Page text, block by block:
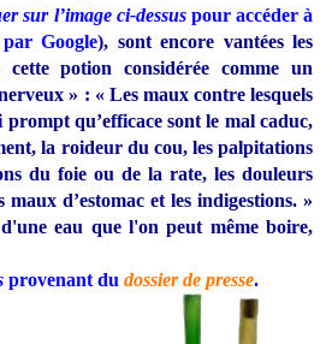
sur l’image ci-dessuspour accéder à
Google), sont encore vantées les
cette potion considérée comme un
» : « Les maux contre lesquels
prompt qu’efficace sont le mal caduc,
la roideur du cou, les palpitations
du foie ou de la rate, les douleurs
maux d’estomac et les indigestions. »
eau que l'on peut même boire,
provenant du dossier de presse.